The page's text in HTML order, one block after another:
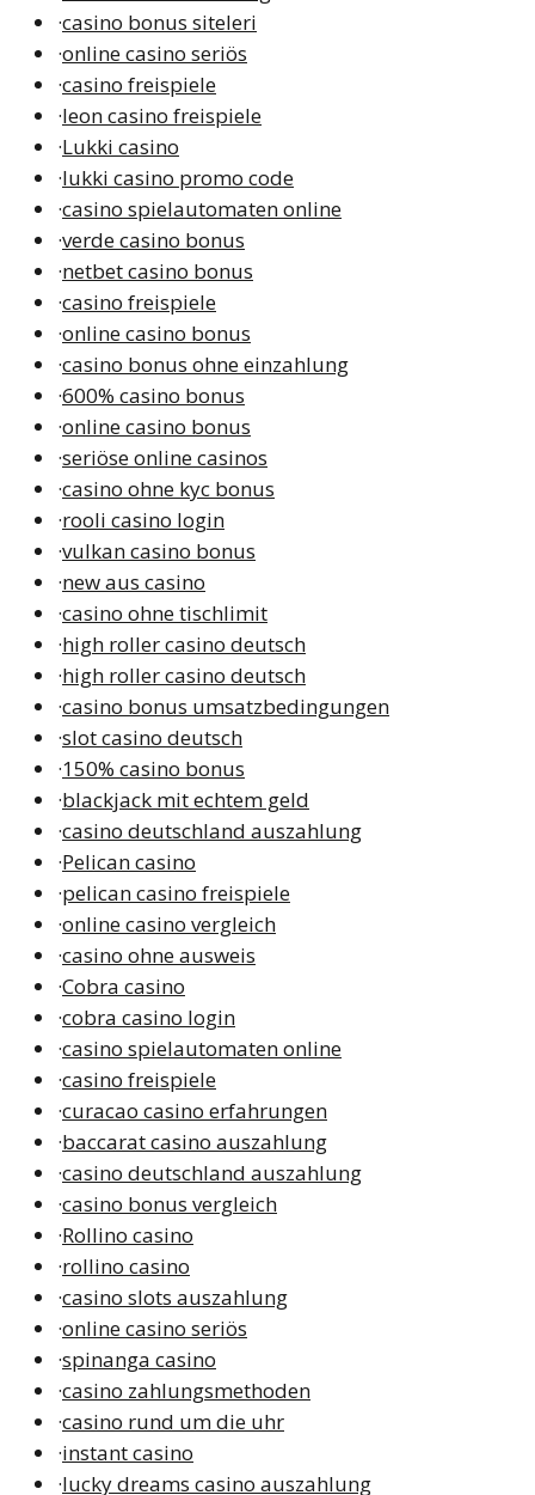
·casino bonus siteleri
·online casino seriös
·casino freispiele
·leon casino freispiele
·Lukki casino
·lukki casino promo code
·casino spielautomaten online
·verde casino bonus
·netbet casino bonus
·casino freispiele
·online casino bonus
·casino bonus ohne einzahlung
·600% casino bonus
·online casino bonus
·seriöse online casinos
·casino ohne kyc bonus
·rooli casino login
·vulkan casino bonus
·new aus casino
·casino ohne tischlimit
·high roller casino deutsch
·high roller casino deutsch
·casino bonus umsatzbedingungen
·slot casino deutsch
·150% casino bonus
·blackjack mit echtem geld
·casino deutschland auszahlung
·Pelican casino
·pelican casino freispiele
·online casino vergleich
·casino ohne ausweis
·Cobra casino
·cobra casino login
·casino spielautomaten online
·casino freispiele
·curacao casino erfahrungen
·baccarat casino auszahlung
·casino deutschland auszahlung
·casino bonus vergleich
·Rollino casino
·rollino casino
·casino slots auszahlung
·online casino seriös
·spinanga casino
·casino zahlungsmethoden
·casino rund um die uhr
·instant casino
·lucky dreams casino auszahlung